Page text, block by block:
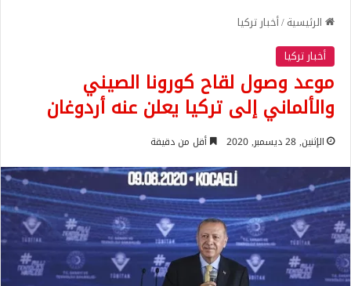
الرئيسية/أخبار تركيا
أخبار تركيا
موعد وصول لقاح كورونا الصيني
والألماني إلى تركيا يعلن عنه أردوغان
الإثنين, 28 ديسمبر, 2020 أقل من دقيقة